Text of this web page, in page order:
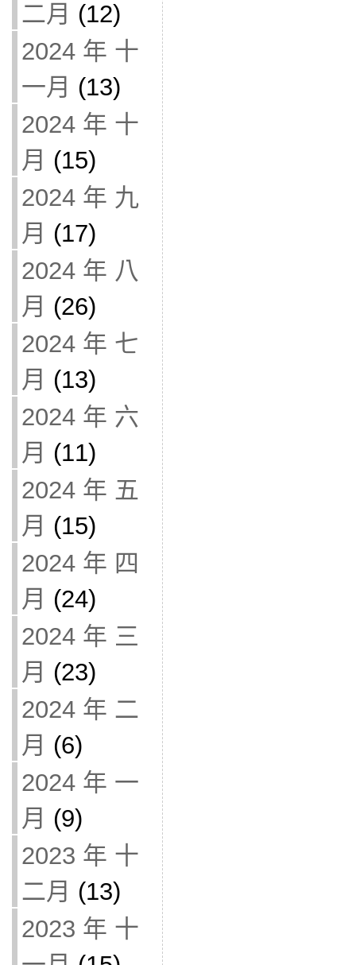
二月 (12)
2024 年 十
一月 (13)
2024 年 十
月 (15)
2024 年 九
月 (17)
2024 年 八
月 (26)
2024 年 七
月 (13)
2024 年 六
月 (11)
2024 年 五
月 (15)
2024 年 四
月 (24)
2024 年 三
月 (23)
2024 年 二
月 (6)
2024 年 一
月 (9)
2023 年 十
二月 (13)
2023 年 十